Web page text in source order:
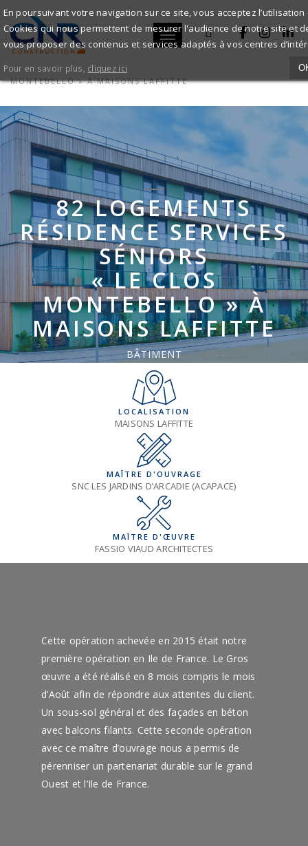
RÉSIDENCE
SÉNIORS
"LE
CLOS
MONTEBELLO
-
RÉALISATIONS
CNR
CONSTRUCTION
Toggle navigation
ACCUEIL
NOS RÉALISATIONS
82 LOGEMENTS RÉSIDENCE SERVICES SÉNIORS« LE CLOS
MONTEBELLO » À MAISONS LAFFITTE
82 LOGEMENTS
RÉSIDENCE SERVICES
SÉNIORS
« LE CLOS
MONTEBELLO » À
MAISONS LAFFITTE
BÂTIMENT
LOCALISATION
MAISONS LAFFITTE
MAÎTRE D'OUVRAGE
SNC LES JARDINS D’ARCADIE (ACAPACE)
MAÎTRE D'ŒUVRE
FASSIO VIAUD ARCHITECTES
Cette opération achevée en 2015 était notre
première opération en Ile de France. Le Gros
œuvre a été réalisé en 8 mois compris le mois
d’Août afin de répondre aux attentes du client.
Un sous-sol général et des façades en béton
avec balcons filants. Cette seconde opération
avec ce maître d’ouvrage nous a permis de
pérenniser un partenariat durable sur le grand
Ouest et l’Ile de France.
En poursuivant votre navigation sur ce site, vous acceptez l’utilisation
Cookies qui nous permettent de mesurer l'audience de notre site et
vous proposer des contenus et services adaptés à vos centres
Pour en savoir plus, cliquez ici